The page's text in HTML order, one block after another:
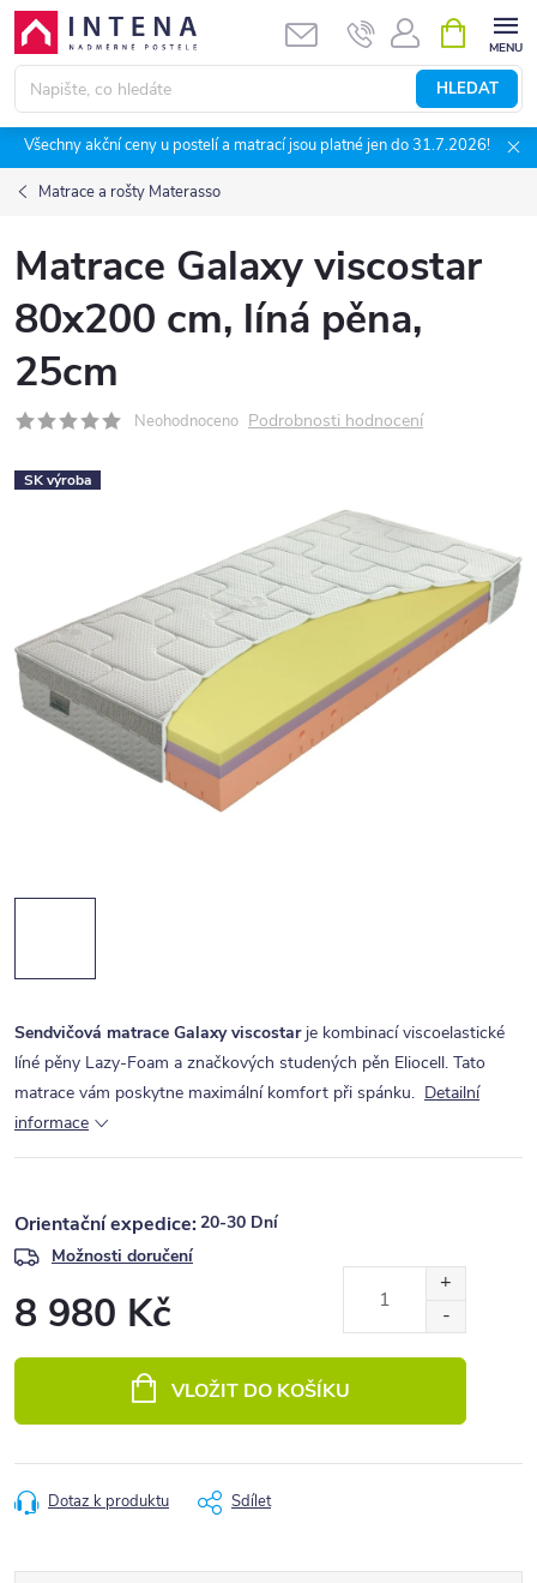
Přejít
obsah
HLEDAT
NÁKUPNÍ
KOŠÍK
Všechny akční ceny u postelí a matrací jsou platné jen do 31.7.2026!
Matrace a rošty Materasso
Matrace Galaxy viscostar
80x200 cm, líná pěna,
25cm
Neohodnoceno Podrobnosti hodnocení
SK výroba
Sendvičová matrace Galaxy viscostarje kombinací viscoelastické
líné pěny Lazy-Foam a značkových studených pěn Eliocell. Tato
matrace vám poskytne maximální komfort při spánku. Detailní
informace
20-30 Dní
Možnosti doručení
8 980 Kč
VLOŽIT DO KOŠÍKU
Dotaz k produktu Sdílet